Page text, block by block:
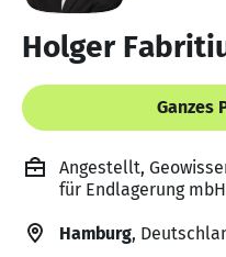
Holger
Ganzes
Angestellt,
für Endlagerung mbH
Hamburg,